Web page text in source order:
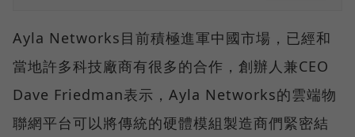
Ayla Networks目前積極進軍中國市場，已經和
當地許多科技廠商有很多的合作，創辦人兼CEO
Dave Friedman表示，Ayla Networks的雲端物
聯網平台可以將傳統的硬體模組製造商們緊密結